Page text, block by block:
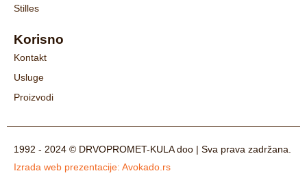
Stilles
Korisno
Kontakt
Usluge
Proizvodi
1992 - 2024 © DRVOPROMET-KULA doo | Sva prava zadržana.
Izrada web prezentacije: Avokado.rs